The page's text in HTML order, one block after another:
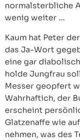
normalsterbliche
wenig weiter …
Kaum hat Peter
das Ja-Wort
eine gar
holde Jungfrau
Messer geopfert
Wahrhaftich, der
erscheint
Glatzenaffe wie
nehmen, was des